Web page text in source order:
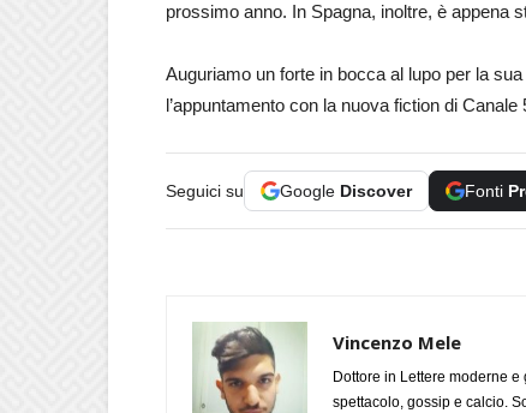
prossimo anno. In Spagna, inoltre, è appena
Auguriamo un forte in bocca al lupo per la
l’appuntamento con la nuova fiction di
Seguici su Google Discover Fonti
Vincenzo Mele
Dottore in Lettere moderne
spettacolo, gossip e calcio.